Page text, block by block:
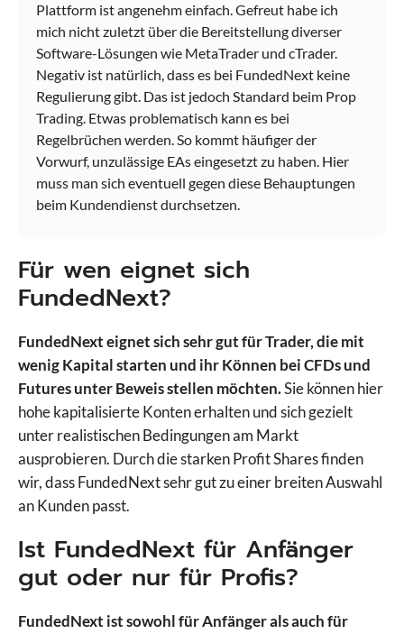
Plattform ist angenehm einfach. Gefreut habe ich
mich nicht zuletzt über die Bereitstellung diverser
Software-Lösungen wie MetaTrader und cTrader.
Negativ ist natürlich, dass es bei FundedNext keine
Regulierung gibt. Das ist jedoch Standard beim Prop
Trading. Etwas problematisch kann es bei
Regelbrüchen werden. So kommt häufiger der
Vorwurf, unzulässige EAs eingesetzt zu haben. Hier
muss man sich eventuell gegen diese Behauptungen
beim Kundendienst durchsetzen.
Für wen eignet sich
FundedNext?
FundedNext eignet sich sehr gut für Trader, die mit
wenig Kapital starten und ihr Können bei CFDs und
Futures unter Beweis stellen möchten.Sie können hier
hohe kapitalisierte Konten erhalten und sich gezielt
unter realistischen Bedingungen am Markt
ausprobieren. Durch die starken Profit Shares finden
wir, dass FundedNext sehr gut zu einer breiten Auswahl
an Kunden passt.
Ist FundedNext für Anfänger
gut oder nur für Profis?
FundedNext ist sowohl für Anfänger als auch für